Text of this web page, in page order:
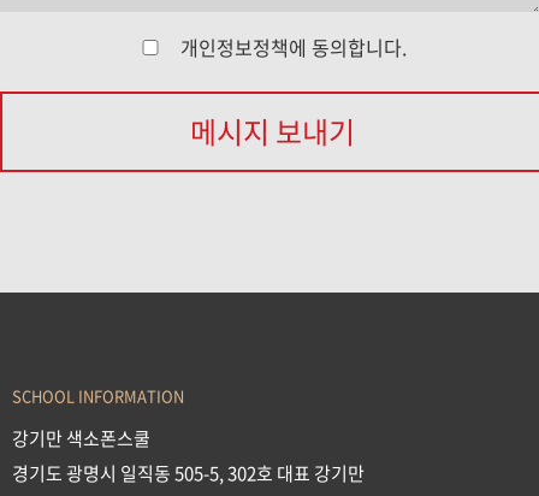
개인정보정책에 동의합니다.
메시지 보내기
SCHOOL INFORMATION
강기만 색소폰스쿨
경기도 광명시 일직동 505-5, 302호 대표 강기만